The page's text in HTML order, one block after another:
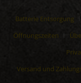
Batterie Entsorgung
Öffnungszeiten
Versand und